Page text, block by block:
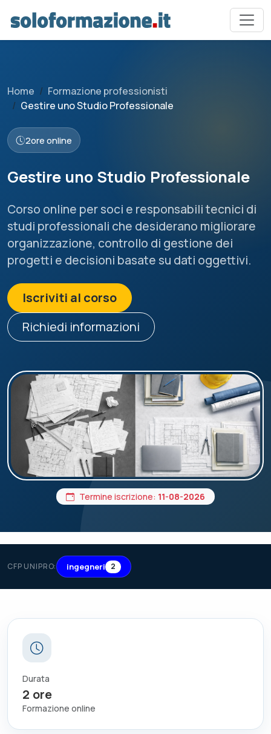
Home
Formazione professionisti
Gestire uno Studio Professionale
2ore online
Gestire uno Studio Professionale
Corso online per soci e responsabili tecnici di
studi professionali che desiderano migliorare
organizzazione, controllo di gestione dei
progetti e decisioni basate su dati oggettivi.
Iscriviti al corso
Richiedi informazioni
Termine iscrizione: 11-08-2026
CFP UNIPRO: ingegneri 2
Durata
2 ore
Formazione online